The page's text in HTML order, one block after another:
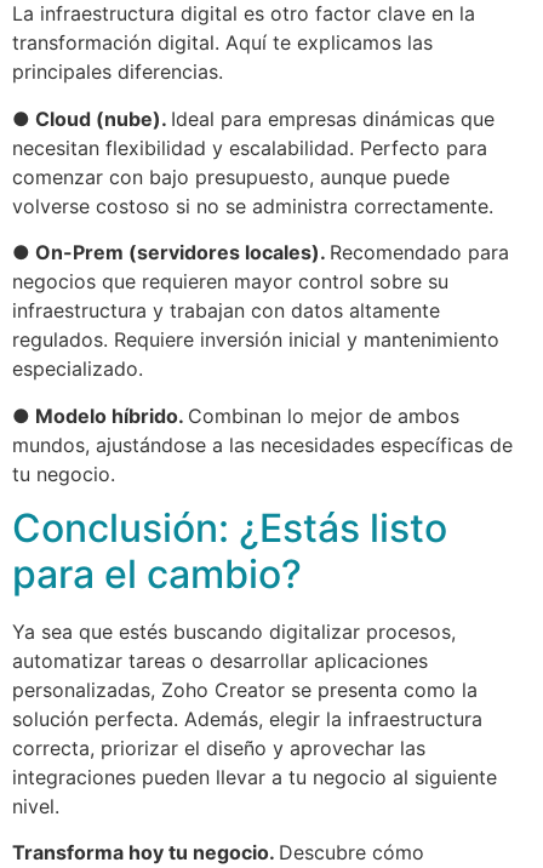
La infraestructura digital es otro factor clave en la
transformación digital. Aquí te explicamos las
principales diferencias.
● Cloud (nube). Ideal para empresas dinámicas que
necesitan flexibilidad y escalabilidad. Perfecto para
comenzar con bajo presupuesto, aunque puede
volverse costoso si no se administra correctamente.
● On-Prem (servidores locales). Recomendado para
negocios que requieren mayor control sobre su
infraestructura y trabajan con datos altamente
regulados. Requiere inversión inicial y mantenimiento
especializado.
● Modelo híbrido. Combinan lo mejor de ambos
mundos, ajustándose a las necesidades específicas de
tu negocio.
Conclusión: ¿Estás listo
para el cambio?
Ya sea que estés buscando digitalizar procesos,
automatizar tareas o desarrollar aplicaciones
personalizadas, Zoho Creator se presenta como la
solución perfecta. Además, elegir la infraestructura
correcta, priorizar el diseño y aprovechar las
integraciones pueden llevar a tu negocio al siguiente
nivel.
Transforma hoy tu negocio. Descubre cómo